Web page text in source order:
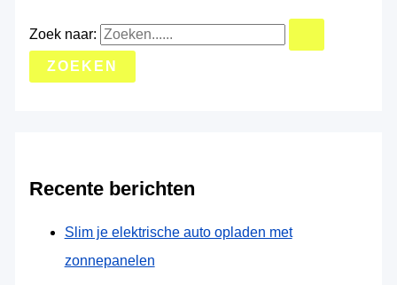
Zoek naar:
Recente berichten
Slim je elektrische auto opladen met
zonnepanelen